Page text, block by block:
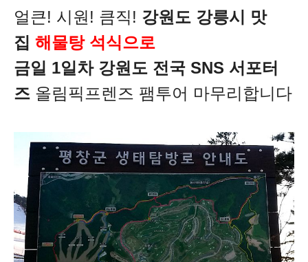
얼큰! 시원! 큼직! 강원도 강릉시 맛
집 해물탕 석식으로
금일 1일차 강원도 전국 SNS 서포터
즈 올림픽프렌즈 팸투어 마무리합니다